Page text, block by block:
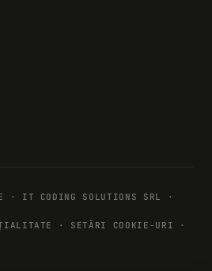
· IT CODING SOLUTIONS SRL ·
· SETĂRI COOKIE-URI ·